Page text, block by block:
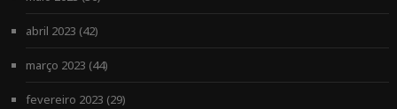
abril 2023 (42)
março 2023 (44)
fevereiro 2023 (29)